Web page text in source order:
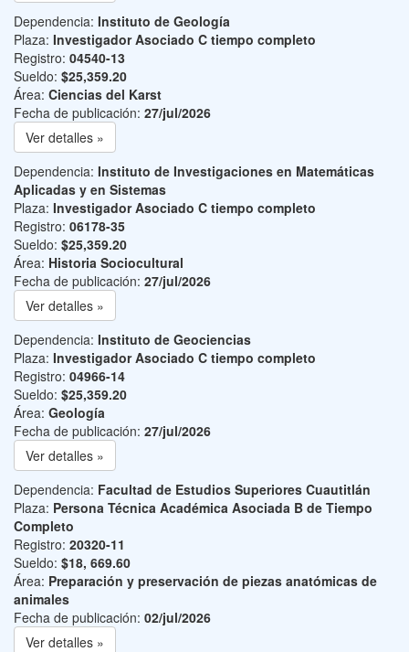
Dependencia: Instituto de Geología
Plaza: Investigador Asociado C tiempo completo
Registro: 04540-13
Sueldo: $25,359.20
Área: Ciencias del Karst
Fecha de publicación: 27/jul/2026
Ver detalles »
Dependencia: Instituto de Investigaciones en Matemáticas
Aplicadas y en Sistemas
Plaza: Investigador Asociado C tiempo completo
Registro: 06178-35
Sueldo: $25,359.20
Área: Historia Sociocultural
Fecha de publicación: 27/jul/2026
Ver detalles »
Dependencia: Instituto de Geociencias
Plaza: Investigador Asociado C tiempo completo
Registro: 04966-14
Sueldo: $25,359.20
Área: Geología
Fecha de publicación: 27/jul/2026
Ver detalles »
Dependencia: Facultad de Estudios Superiores Cuautitlán
Plaza: Persona Técnica Académica Asociada B de Tiempo
Completo
Registro: 20320-11
Sueldo: $18, 669.60
Área: Preparación y preservación de piezas anatómicas de
animales
Fecha de publicación: 02/jul/2026
Ver detalles »